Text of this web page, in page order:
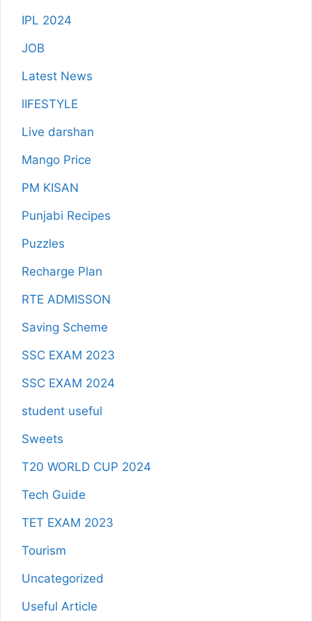
IPL 2024
JOB
Latest News
lIFESTYLE
Live darshan
Mango Price
PM KISAN
Punjabi Recipes
Puzzles
Recharge Plan
RTE ADMISSON
Saving Scheme
SSC EXAM 2023
SSC EXAM 2024
student useful
Sweets
T20 WORLD CUP 2024
Tech Guide
TET EXAM 2023
Tourism
Uncategorized
Useful Article